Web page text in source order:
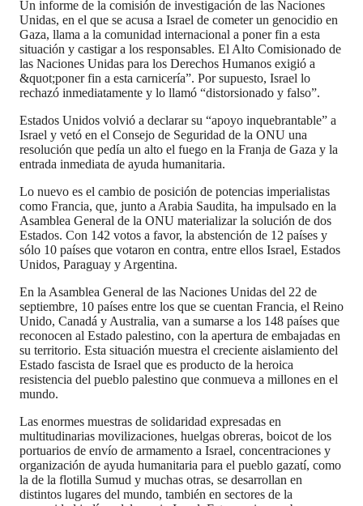
Un informe de la comisión de investigación de las Naciones
Unidas, en el que se acusa a Israel de cometer un genocidio en
Gaza, llama a la comunidad internacional a poner fin a esta
situación y castigar a los responsables. El Alto Comisionado de
las Naciones Unidas para los Derechos Humanos exigió a
&quot;poner fin a esta carnicería”. Por supuesto, Israel lo
rechazó inmediatamente y lo llamó “distorsionado y falso”.
Estados Unidos volvió a declarar su “apoyo inquebrantable” a
Israel y vetó en el Consejo de Seguridad de la ONU una
resolución que pedía un alto el fuego en la Franja de Gaza y la
entrada inmediata de ayuda humanitaria.
Lo nuevo es el cambio de posición de potencias imperialistas
como Francia, que, junto a Arabia Saudita, ha impulsado en la
Asamblea General de la ONU materializar la solución de dos
Estados. Con 142 votos a favor, la abstención de 12 países y
sólo 10 países que votaron en contra, entre ellos Israel, Estados
Unidos, Paraguay y Argentina.
En la Asamblea General de las Naciones Unidas del 22 de
septiembre, 10 países entre los que se cuentan Francia, el Reino
Unido, Canadá y Australia, van a sumarse a los 148 países que
reconocen al Estado palestino, con la apertura de embajadas en
su territorio. Esta situación muestra el creciente aislamiento del
Estado fascista de Israel que es producto de la heroica
resistencia del pueblo palestino que conmueva a millones en el
mundo.
Las enormes muestras de solidaridad expresadas en
multitudinarias movilizaciones, huelgas obreras, boicot de los
portuarios de envío de armamento a Israel, concentraciones y
organización de ayuda humanitaria para el pueblo gazatí, como
la de la flotilla Sumud y muchas otras, se desarrollan en
distintos lugares del mundo, también en sectores de la